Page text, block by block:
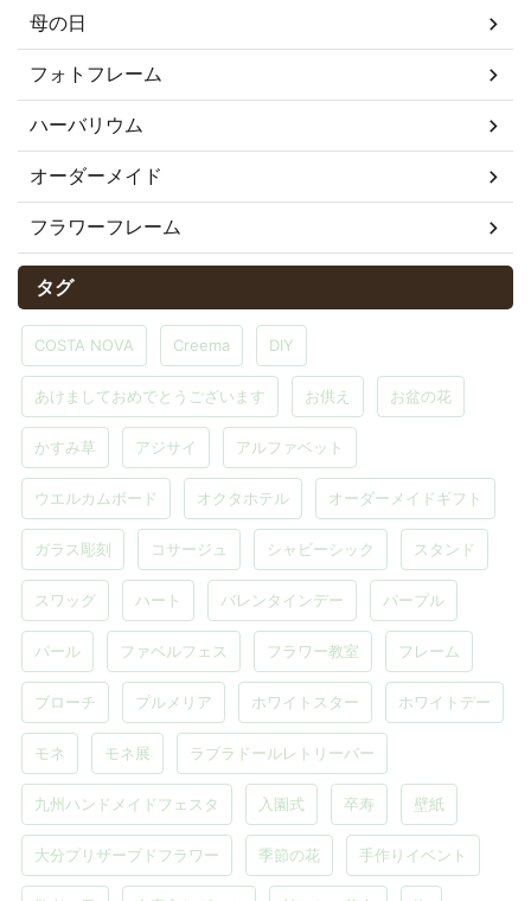
母の日
フォトフレーム
ハーバリウム
オーダーメイド
フラワーフレーム
タグ
COSTA NOVA Creema DIY
あけましておめでとうございます お供え お盆の花
かすみ草 アジサイ アルファベット
ウエルカムボード オクタホテル オーダーメイドギフト
ガラス彫刻 コサージュ シャビーシック スタンド
スワッグ ハート バレンタインデー パープル
パール ファベルフェス フラワー教室 フレーム
ブローチ プルメリア ホワイトスター ホワイトデー
モネ モネ展 ラブラドールレトリーバー
九州ハンドメイドフェスタ 入園式 卒寿 壁紙
大分プリザーブドフラワー 季節の花 手作りイベント